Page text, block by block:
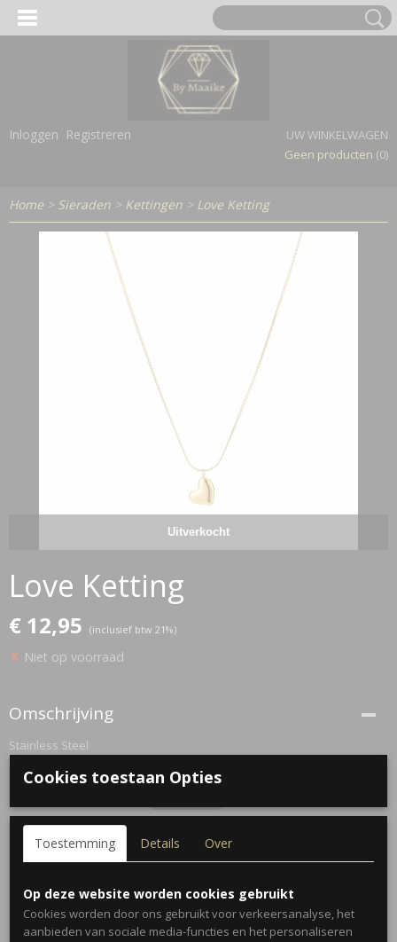
Inloggen Registreren
UW WINKELWAGEN
Geen producten (0)
Home > Sieraden > Kettingen > Love Ketting
Uitverkocht
Love Ketting
€ 12,95 (inclusief btw 21%)
✘ Niet op voorraad
Omschrijving
Stainless Steel
Ook interessant
Cookies toestaan Opties
Toestemming Details Over
Op deze website worden cookies gebruikt
Cookies worden door ons gebruikt voor verkeersanalyse, het
aanbieden van sociale media-functies en het personaliseren